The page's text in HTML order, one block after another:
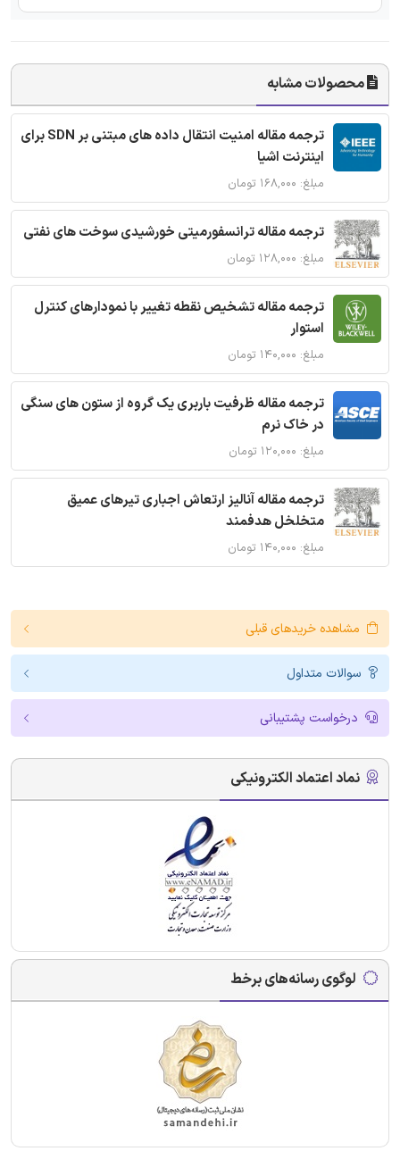
محصولات مشابه
ترجمه مقاله امنیت انتقال داده های مبتنی بر SDN برای
اینترنت اشیا
مبلغ: ۱۶۸,۰۰۰ تومان
ترجمه مقاله ترانسفورمیتی خورشیدی سوخت های نفتی
مبلغ: ۱۲۸,۰۰۰ تومان
ترجمه مقاله تشخیص نقطه تغییر با نمودارهای کنترل
استوار
مبلغ: ۱۴۰,۰۰۰ تومان
ترجمه مقاله ظرفیت باربری یک گروه از ستون های سنگی
در خاک نرم
مبلغ: ۱۲۰,۰۰۰ تومان
ترجمه مقاله آنالیز ارتعاش اجباری تیرهای عمیق
متخلخل هدفمند
مبلغ: ۱۴۰,۰۰۰ تومان
مشاهده خریدهای قبلی
سوالات متداول
درخواست پشتیبانی
نماد اعتماد الکترونیکی
لوگوی رسانه‌های برخط